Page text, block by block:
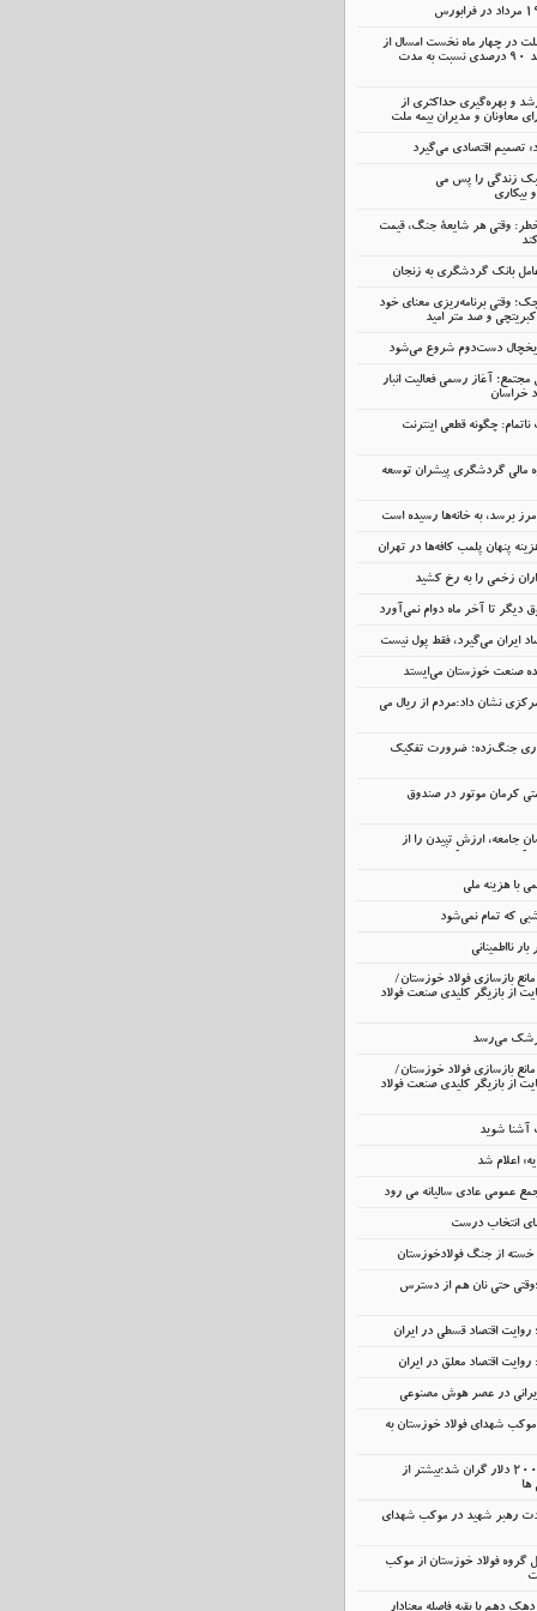
در چهار ماه نخست امسال از
14.5 همت گذشت؛ رشد 90 درصدی نسبت به مدت
و بهره‌گیری حداکثری از
معاونان و مدیران بیمه ملت
تصمیم اقتصادی می‌گیرد
زندگی را پس می
بیکاری
وقتی هر شایعهٔ جنگ، قیمت
وقتی برنامه‌ریزی معنای خود
و صد متر امید
یخچال دست‌دوم شروع می‌شود
آغاز رسمی فعالیت انبار
خراسان
چگونه قطعی اینترنت
مالی گردشگری پیشران توسعه
برسد، به خانه‌ها رسیده است
پنهان پلمب کافه‌ها در تهران
زخمی را به رخ کشید
دیگر تا آخر ماه دوام نمی‌آورد
ایران می‌گیرد، فقط پول نیست
صنعت خوزستان می‌ایستد
نشان داد:مردم از ریال می
جنگ‌زده؛ ضرورت تفکیک
کرمان موتور در صندوق
جامعه، ارزشِ تپیدن را از
با هزینه ملی
که تمام نمی‌شود
نااطمینانی
بازسازی فولاد خوزستان/
از بازیگر کلیدی صنعت فولاد
می‌رسد
بازسازی فولاد خوزستان/
از بازیگر کلیدی صنعت فولاد
آشنا شوید
اعلام شد
عمومی عادی سالیانه می رود
انتخاب درست
خسته‌ از جنگ فولادخوزستان
حتی نان هم از دسترس
اقتصاد قسطی در ایران
اقتصاد معلق در ایران
در عصر هوش مصنوعی
شهدای فولاد خوزستان به
آیفون و ایکس‌باکس ۲۰۰ دلار گران شد؛بیشتر از
ها
رهبر شهید در موکب شهدای
گروه فولاد خوزستان از موکب